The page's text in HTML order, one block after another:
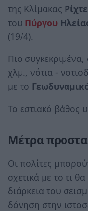
της Κλίμακας
του Πύργου
(19/4).
Πιο συγκεκριμένα,
χλμ., νότια -
με το
Το εστιακό βάθος
Μέτρα
Οι πολίτες
σχετικά με το τι
διάρκεια του
δόνηση στην